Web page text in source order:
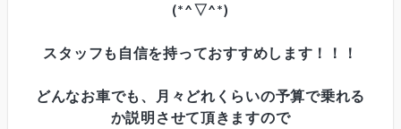
(*^▽^*)
スタッフも自信を持っておすすめします！！！
どんなお車でも、月々どれくらいの予算で乗れる
か説明させて頂きますので